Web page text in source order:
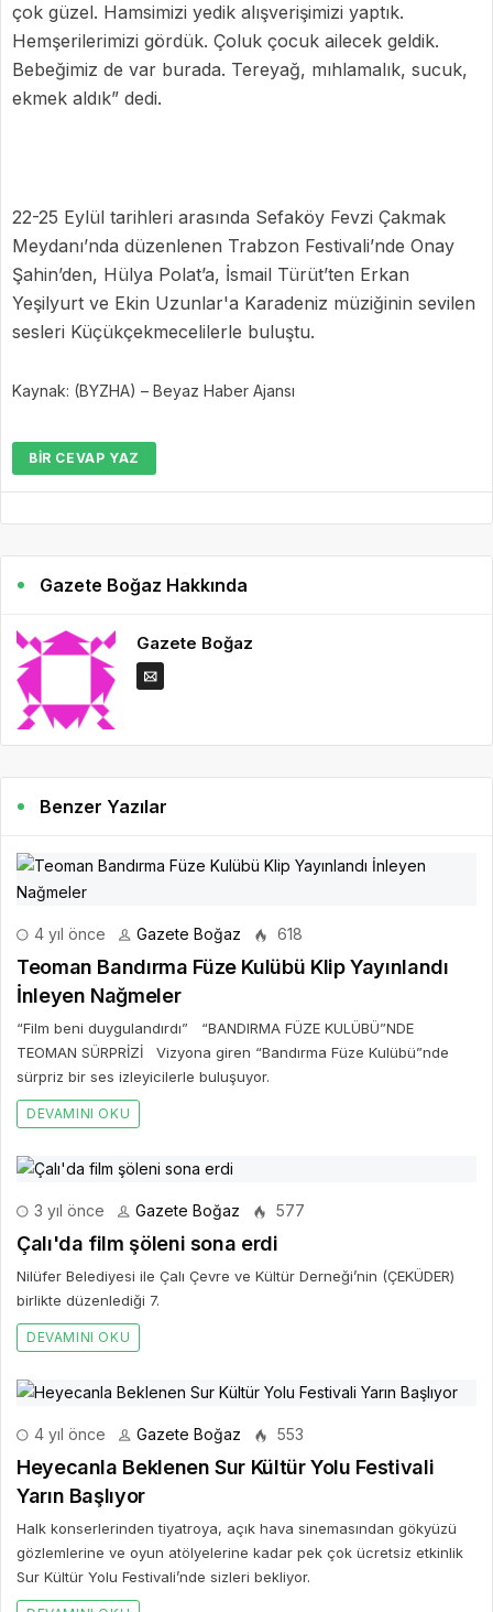
çok güzel. Hamsimizi yedik alışverişimizi yaptık.
Hemşerilerimizi gördük. Çoluk çocuk ailecek geldik.
Bebeğimiz de var burada. Tereyağ, mıhlamalık, sucuk,
ekmek aldık” dedi.
22-25 Eylül tarihleri arasında Sefaköy Fevzi Çakmak
Meydanı’nda düzenlenen Trabzon Festivali’nde Onay
Şahin’den, Hülya Polat’a, İsmail Türüt’ten Erkan
Yeşilyurt ve Ekin Uzunlar'a Karadeniz müziğinin sevilen
sesleri Küçükçekmecelilerle buluştu.
Kaynak: (BYZHA) – Beyaz Haber Ajansı
BIR CEVAP YAZ
Gazete Boğaz Hakkında
Gazete Boğaz
Benzer Yazılar
4 yıl önce Gazete Boğaz 618
Teoman Bandırma Füze Kulübü Klip Yayınlandı
İnleyen Nağmeler
“Film beni duygulandırdı” “BANDIRMA FÜZE KULÜBÜ”NDE
TEOMAN SÜRPRİZİ Vizyona giren “Bandırma Füze Kulübü”nde
sürpriz bir ses izleyicilerle buluşuyor.
DEVAMINI OKU
3 yıl önce Gazete Boğaz 577
Çalı'da film şöleni sona erdi
Nilüfer Belediyesi ile Çalı Çevre ve Kültür Derneği’nin (ÇEKÜDER)
birlikte düzenlediği 7.
DEVAMINI OKU
4 yıl önce Gazete Boğaz 553
Heyecanla Beklenen Sur Kültür Yolu Festivali
Yarın Başlıyor
Halk konserlerinden tiyatroya, açık hava sinemasından gökyüzü
gözlemlerine ve oyun atölyelerine kadar pek çok ücretsiz etkinlik
Sur Kültür Yolu Festivali’nde sizleri bekliyor.